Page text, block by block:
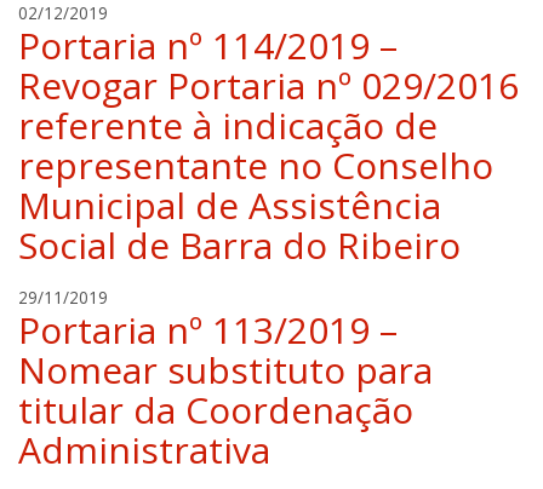
i
l
g
e
r
02/12/2019
a
f
a
e
l
a
h
i
r
Portaria nº 114/2019 –
Revogar Portaria nº 029/2016
referente à indicação de
representante no Conselho
Municipal de Assistência
Social de Barra do Ribeiro
29/11/2019
a
f
a
e
a
Portaria nº 113/2019 –
Nomear substituto para
titular da Coordenação
Administrativa